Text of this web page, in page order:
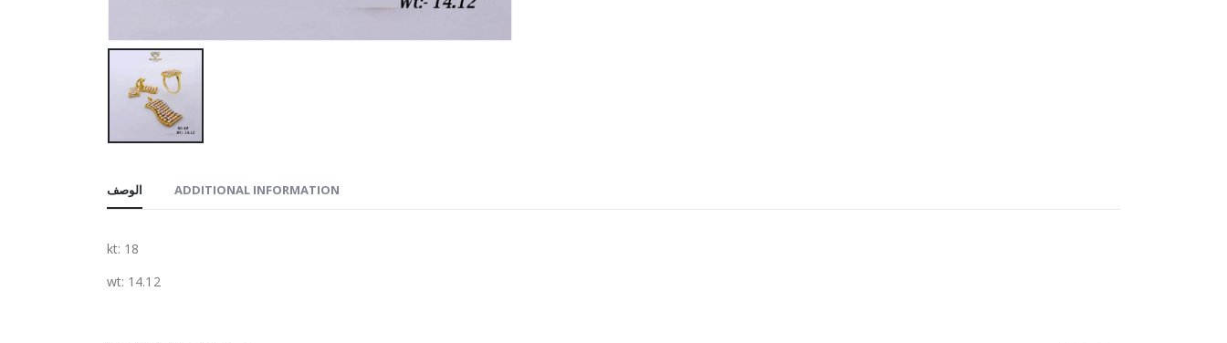
الوصف ADDITIONAL INFORMATION
kt: 18
wt: 14.12